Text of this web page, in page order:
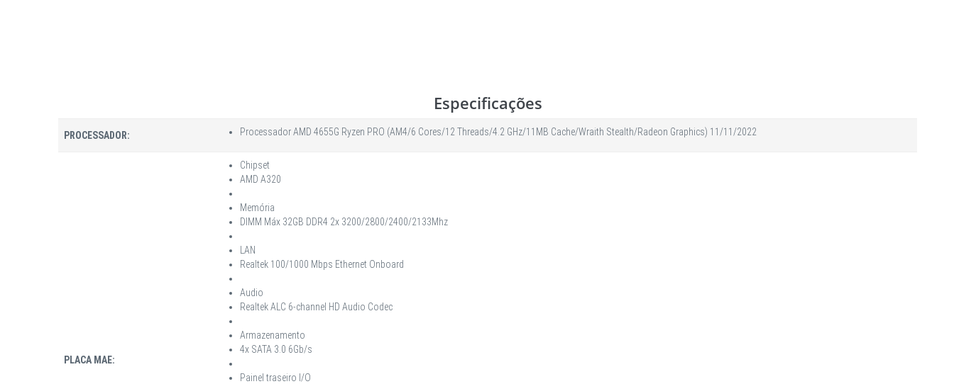
Especificações
PROCESSADOR: Processador AMD 4655G Ryzen PRO (AM4/6 Cores/12 Threads/4.2 GHz/11MB Cache/Wraith Stealth/Radeon Graphics) 11/11/2022
PLACA MAE:
Chipset
AMD A320
Memória
DIMM Máx 32GB DDR4 2x 3200/2800/2400/2133Mhz
LAN
Realtek 100/1000 Mbps Ethernet Onboard
Audio
Realtek ALC 6-channel HD Audio Codec
Armazenamento
4x SATA 3.0 6Gb/s
Painel traseiro I/O